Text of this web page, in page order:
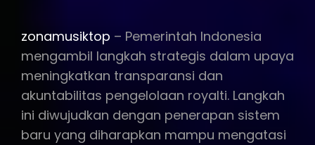
zonamusiktop – Pemerintah Indonesia
mengambil langkah strategis dalam upaya
meningkatkan transparansi dan
akuntabilitas pengelolaan royalti. Langkah
ini diwujudkan dengan penerapan sistem
baru yang diharapkan mampu mengatasi